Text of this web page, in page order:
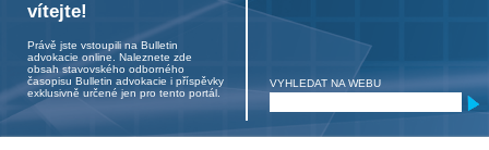
vítejte!
Právě jste vstoupili na Bulletin
advokacie online. Naleznete zde
obsah stavovského odborného
časopisu Bulletin advokacie i příspěvky
exklusivně určené jen pro tento portál.
VYHLEDAT NA WEBU